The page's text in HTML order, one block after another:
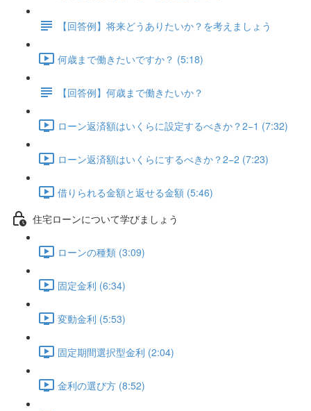
【回答例】将来どうありたいか？を考えましょう
何歳まで働きたいですか？ (5:18)
【回答例】何歳まで働きたいか？
ローン返済額はいくらに設定するべきか？2−1 (7:32)
ローン返済額はいくらにするべきか？2−2 (7:23)
借りられる金額と返せる金額 (5:46)
住宅ローンについて学びましょう
ローンの種類 (3:09)
固定金利 (6:34)
変動金利 (5:53)
固定期間選択型金利 (2:04)
金利の選び方 (8:52)